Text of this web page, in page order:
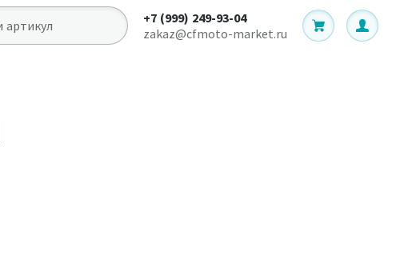
+7 (999) 249-93-04
zakaz@cfmoto-market.ru